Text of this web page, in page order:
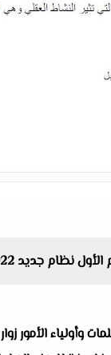
2022 أ / نهى نوير
وأولياء الأمور